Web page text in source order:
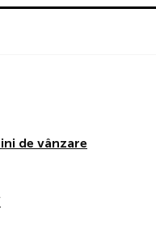
de vânzare